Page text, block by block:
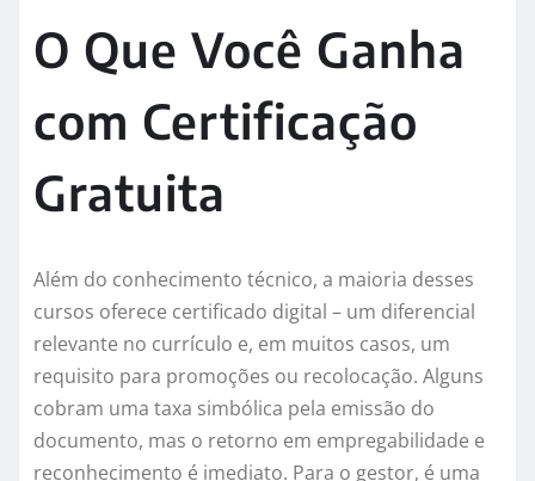
O Que Você Ganha
com Certificação
Gratuita
Além do conhecimento técnico, a maioria desses
cursos oferece certificado digital – um diferencial
relevante no currículo e, em muitos casos, um
requisito para promoções ou recolocação. Alguns
cobram uma taxa simbólica pela emissão do
documento, mas o retorno em empregabilidade e
reconhecimento é imediato. Para o gestor, é uma